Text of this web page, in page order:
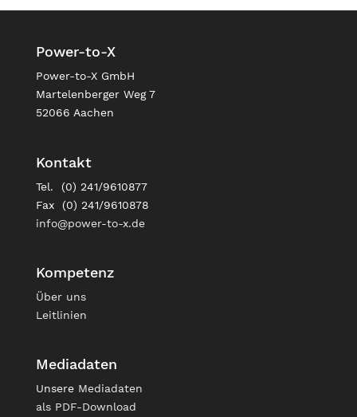
Power-to-X
Power-to-X GmbH
Martelenberger Weg 7
52066 Aachen
Kontakt
Tel. (0) 241/9610877
Fax (0) 241/9610878
info@power-to-x.de
Kompetenz
Über uns
Leitlinien
Mediadaten
Unsere Mediadaten
als PDF-Download